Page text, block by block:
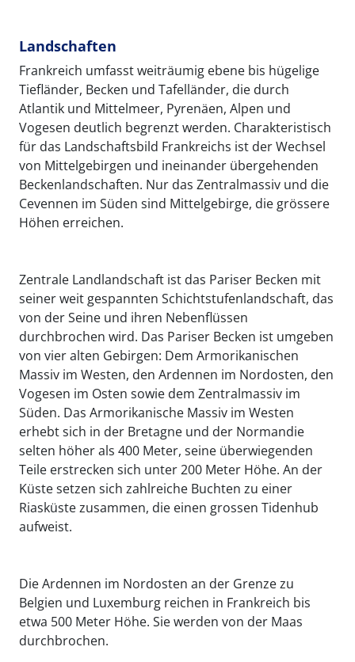
Landschaften
Frankreich umfasst weiträumig ebene bis hügelige
Tiefländer, Becken und Tafelländer, die durch
Atlantik und Mittelmeer, Pyrenäen, Alpen und
Vogesen deutlich begrenzt werden. Charakteristisch
für das Landschaftsbild Frankreichs ist der Wechsel
von Mittelgebirgen und ineinander übergehenden
Beckenlandschaften. Nur das Zentralmassiv und die
Cevennen im Süden sind Mittelgebirge, die grössere
Höhen erreichen.
Zentrale Landlandschaft ist das Pariser Becken mit
seiner weit gespannten Schichtstufenlandschaft, das
von der Seine und ihren Nebenflüssen
durchbrochen wird. Das Pariser Becken ist umgeben
von vier alten Gebirgen: Dem Armorikanischen
Massiv im Westen, den Ardennen im Nordosten, den
Vogesen im Osten sowie dem Zentralmassiv im
Süden. Das Armorikanische Massiv im Westen
erhebt sich in der Bretagne und der Normandie
selten höher als 400 Meter, seine überwiegenden
Teile erstrecken sich unter 200 Meter Höhe. An der
Küste setzen sich zahlreiche Buchten zu einer
Riasküste zusammen, die einen grossen Tidenhub
aufweist.
Die Ardennen im Nordosten an der Grenze zu
Belgien und Luxemburg reichen in Frankreich bis
etwa 500 Meter Höhe. Sie werden von der Maas
durchbrochen.